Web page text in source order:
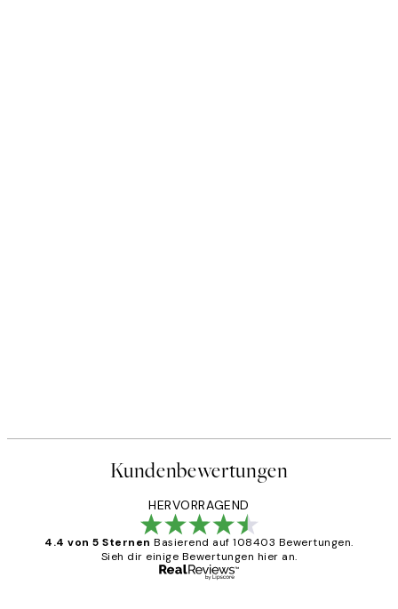
Kundenbewertungen
HERVORRAGEND
4.4 von 5 Sternen Basierend auf 108403 Bewertungen.
Sieh dir einige Bewertungen hier an.